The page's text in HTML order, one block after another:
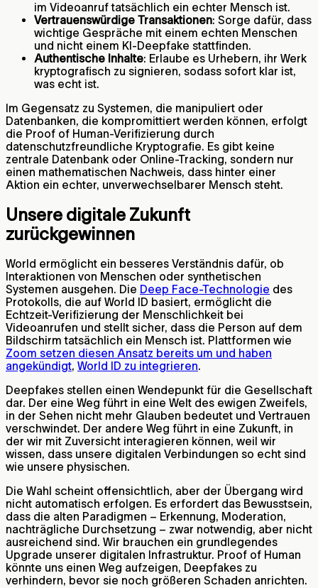
im Videoanruf tatsächlich ein echter Mensch ist.
Vertrauenswürdige Transaktionen: Sorge dafür, dass
wichtige Gespräche mit einem echten Menschen
und nicht einem KI-Deepfake stattfinden.
Authentische Inhalte: Erlaube es Urhebern, ihr Werk
kryptografisch zu signieren, sodass sofort klar ist,
was echt ist.
Im Gegensatz zu Systemen, die manipuliert oder
Datenbanken, die kompromittiert werden können, erfolgt
die Proof of Human-Verifizierung durch
datenschutzfreundliche Kryptografie. Es gibt keine
zentrale Datenbank oder Online-Tracking, sondern nur
einen mathematischen Nachweis, dass hinter einer
Aktion ein echter, unverwechselbarer Mensch steht.
Unsere digitale Zukunft
zurückgewinnen
World ermöglicht ein besseres Verständnis dafür, ob
Interaktionen von Menschen oder synthetischen
Systemen ausgehen. Die Deep Face-Technologie des
Protokolls, die auf World ID basiert, ermöglicht die
Echtzeit-Verifizierung der Menschlichkeit bei
Videoanrufen und stellt sicher, dass die Person auf dem
Bildschirm tatsächlich ein Mensch ist. Plattformen wie
Zoom setzen diesen Ansatz bereits um und haben
angekündigt, World ID zu integrieren.
Deepfakes stellen einen Wendepunkt für die Gesellschaft
dar. Der eine Weg führt in eine Welt des ewigen Zweifels,
in der Sehen nicht mehr Glauben bedeutet und Vertrauen
verschwindet. Der andere Weg führt in eine Zukunft, in
der wir mit Zuversicht interagieren können, weil wir
wissen, dass unsere digitalen Verbindungen so echt sind
wie unsere physischen.
Die Wahl scheint offensichtlich, aber der Übergang wird
nicht automatisch erfolgen. Es erfordert das Bewusstsein,
dass die alten Paradigmen – Erkennung, Moderation,
nachträgliche Durchsetzung – zwar notwendig, aber nicht
ausreichend sind. Wir brauchen ein grundlegendes
Upgrade unserer digitalen Infrastruktur. Proof of Human
könnte uns einen Weg aufzeigen, Deepfakes zu
verhindern, bevor sie noch größeren Schaden anrichten.